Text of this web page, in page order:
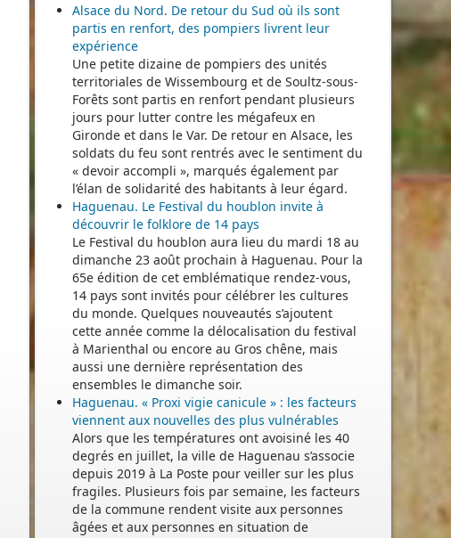
Alsace du Nord. De retour du Sud où ils sont
partis en renfort, des pompiers livrent leur
expérience
Une petite dizaine de pompiers des unités
territoriales de Wissembourg et de Soultz-sous-
Forêts sont partis en renfort pendant plusieurs
jours pour lutter contre les mégafeux en
Gironde et dans le Var. De retour en Alsace, les
soldats du feu sont rentrés avec le sentiment du
« devoir accompli », marqués également par
l’élan de solidarité des habitants à leur égard.
Haguenau. Le Festival du houblon invite à
découvrir le folklore de 14 pays
Le Festival du houblon aura lieu du mardi 18 au
dimanche 23 août prochain à Haguenau. Pour la
65e édition de cet emblématique rendez-vous,
14 pays sont invités pour célébrer les cultures
du monde. Quelques nouveautés s’ajoutent
cette année comme la délocalisation du festival
à Marienthal ou encore au Gros chêne, mais
aussi une dernière représentation des
ensembles le dimanche soir.
Haguenau. « Proxi vigie canicule » : les facteurs
viennent aux nouvelles des plus vulnérables
Alors que les températures ont avoisiné les 40
degrés en juillet, la ville de Haguenau s’associe
depuis 2019 à La Poste pour veiller sur les plus
fragiles. Plusieurs fois par semaine, les facteurs
de la commune rendent visite aux personnes
âgées et aux personnes en situation de